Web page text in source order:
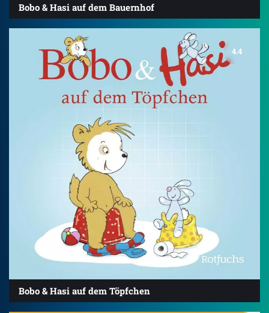
Bobo & Hasi auf dem Bauernhof
4.4
Bobo & Hasi auf dem Töpfchen